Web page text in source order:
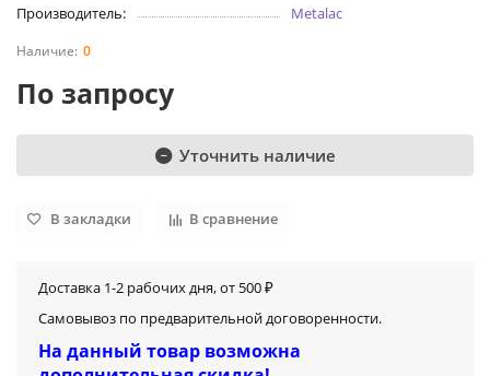
Производитель:
Metalac
0
По запросу
Уточнить наличие
В закладки В сравнение
Доставка 1-2 рабочих дня, от 500 ₽
Самовывоз по предварительной договоренности.
На данный товар возможна